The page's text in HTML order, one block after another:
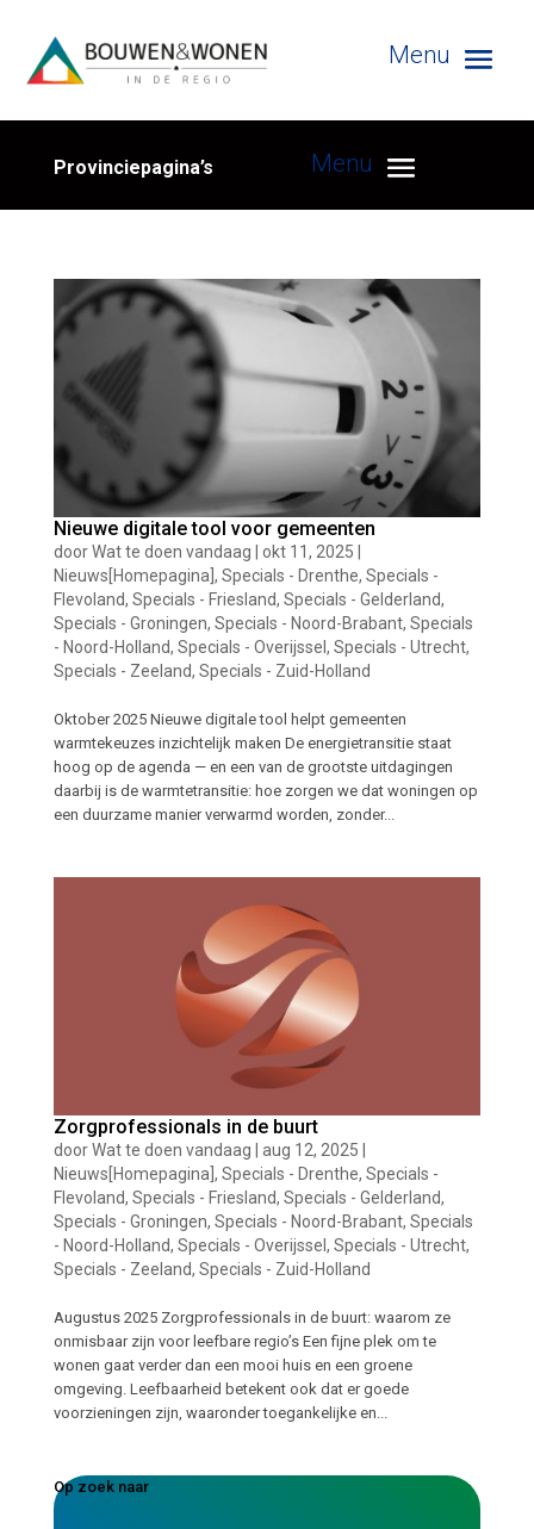
Provinciepagina’s
Nieuwe digitale tool voor gemeenten
doorWat te doen vandaag okt 11, 2025
Nieuws[Homepagina] , Specials - Drenthe, Specials -
Flevoland, Specials - Friesland, Specials - Gelderland,
Specials - Groningen, Specials - Noord-Brabant, Specials
- Noord-Holland, Specials - Overijssel , Specials - Utrecht,
Specials - Zeeland, Specials - Zuid-Holland
Oktober 2025 Nieuwe digitale tool helpt gemeenten
warmtekeuzes inzichtelijk maken De energietransitie staat
hoog op de agenda — en een van de grootste uitdagingen
daarbij is de warmtetransitie: hoe zorgen we dat woningen op
een duurzame manier verwarmd worden, zonder...
Zorgprofessionals in de buurt
doorWat te doen vandaag aug 12, 2025
Nieuws[Homepagina] , Specials - Drenthe, Specials -
Flevoland, Specials - Friesland, Specials - Gelderland,
Specials - Groningen, Specials - Noord-Brabant, Specials
- Noord-Holland, Specials - Overijssel , Specials - Utrecht,
Specials - Zeeland, Specials - Zuid-Holland
Augustus 2025 Zorgprofessionals in de buurt: waarom ze
onmisbaar zijn voor leefbare regio’s Een fijne plek om te
wonen gaat verder dan een mooi huis en een groene
omgeving. Leefbaarheid betekent ook dat er goede
voorzieningen zijn, waaronder toegankelijke en...
Op zoek naar